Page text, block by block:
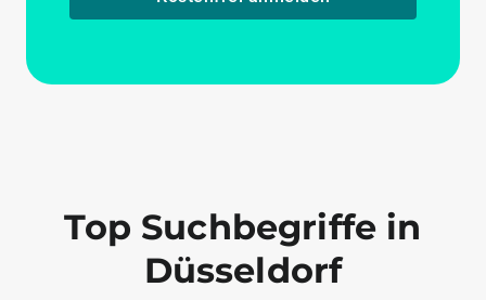
Top Suchbegriffe in
Düsseldorf